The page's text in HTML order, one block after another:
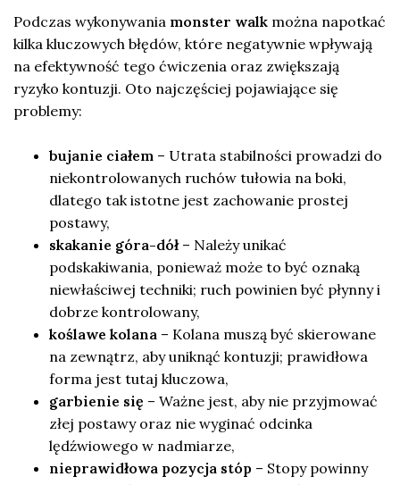
Podczas wykonywania monster walk można napotkać
kilka kluczowych błędów, które negatywnie wpływają
na efektywność tego ćwiczenia oraz zwiększają
ryzyko kontuzji. Oto najczęściej pojawiające się
problemy:
bujanie ciałem – Utrata stabilności prowadzi do
niekontrolowanych ruchów tułowia na boki,
dlatego tak istotne jest zachowanie prostej
postawy,
skakanie góra-dół– Należy unikać
podskakiwania, ponieważ może to być oznaką
niewłaściwej techniki; ruch powinien być płynny i
dobrze kontrolowany,
koślawe kolana – Kolana muszą być skierowane
na zewnątrz, aby uniknąć kontuzji; prawidłowa
forma jest tutaj kluczowa,
garbienie się – Ważne jest, aby nie przyjmować
złej postawy oraz nie wyginać odcinka
lędźwiowego w nadmiarze,
nieprawidłowa pozycja stóp – Stopy powinny